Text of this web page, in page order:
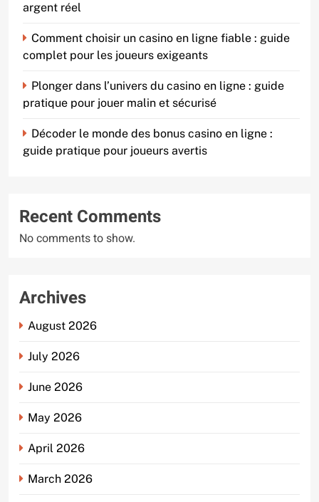
argent réel
Comment choisir un casino en ligne fiable : guide
complet pour les joueurs exigeants
Plonger dans l’univers du casino en ligne : guide
pratique pour jouer malin et sécurisé
Décoder le monde des bonus casino en ligne :
guide pratique pour joueurs avertis
Recent Comments
No comments to show.
Archives
August 2026
July 2026
June 2026
May 2026
April 2026
March 2026